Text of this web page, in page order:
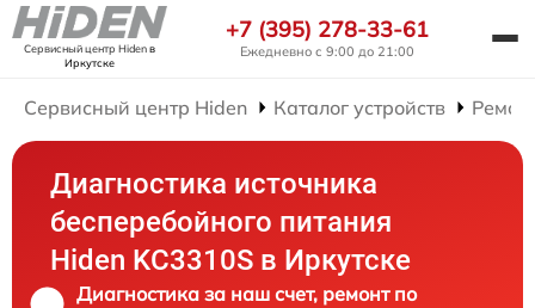
Сервисный центр Hidenв
Иркутске
+7 (395) 278-33-61
Ежедневно с 9:00 до 21:00
Сервисный центр Hiden Каталог устройств
Диагностика источника
бесперебойного питания
Hiden KC3310S в Иркутске
Диагностика за наш счет, ремонт по